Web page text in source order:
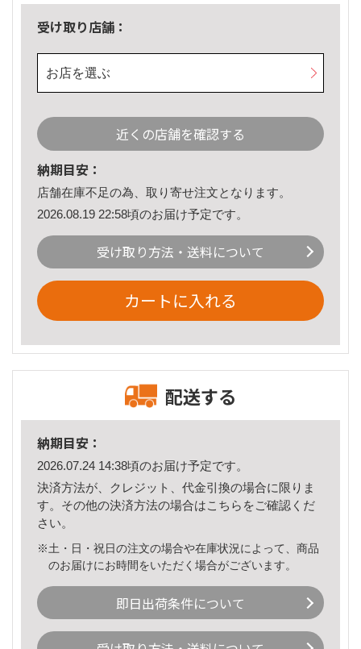
受け取り店舗：
お店を選ぶ
近くの店舗を確認する
納期目安：
店舗在庫不足の為、取り寄せ注文となります。
2026.08.19 22:58頃のお届け予定です。
受け取り方法・送料について
カートに入れる
配送する
納期目安：
2026.07.24 14:38頃のお届け予定です。
決済方法が、クレジット、代金引換の場合に限りま
す。その他の決済方法の場合はこちら をご確認くだ
さい。
※土・日・祝日の注文の場合や在庫状況によって、商品
のお届けにお時間をいただく場合がございます。
即日出荷条件について